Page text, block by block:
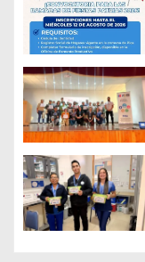
i
ó
n
d
e
e